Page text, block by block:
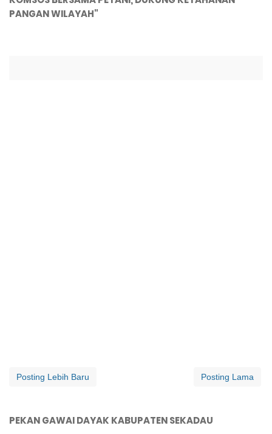
PANGAN WILAYAH"
Posting Lebih Baru Posting Lama
PEKAN GAWAI DAYAK KABUPATEN SEKADAU